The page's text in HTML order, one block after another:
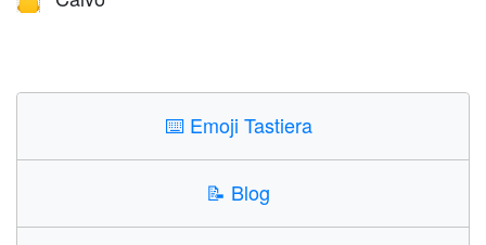
⌨️ Emoji Tastiera
📝 Blog